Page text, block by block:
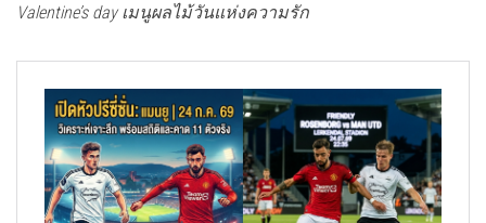
Valentine’s day เมนูผลไม้วันแห่งความรัก